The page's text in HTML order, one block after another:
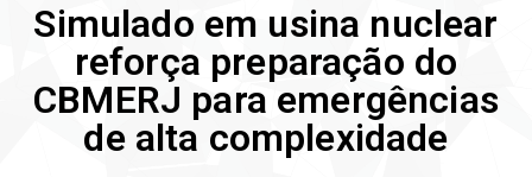
Simulado em usina nuclear
reforça preparação do
CBMERJ para emergências
de alta complexidade